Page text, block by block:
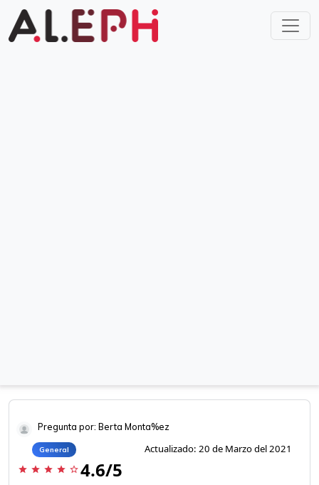
Pregunta por: Berta Monta%ez
General Actualizado: 20 de Marzo del 2021
star star star star star_border 4.6/5